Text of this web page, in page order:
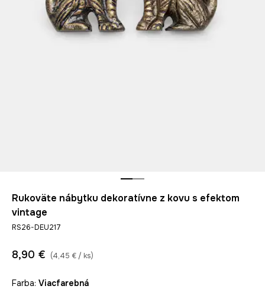
Rukoväte nábytku dekoratívne z kovu s efektom
vintage
RS26-DEU217
8,90 € (4,45 € / ks)
Farba: viacfarebná